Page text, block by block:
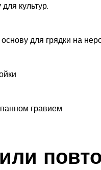
культур.
для грядки на
гравием